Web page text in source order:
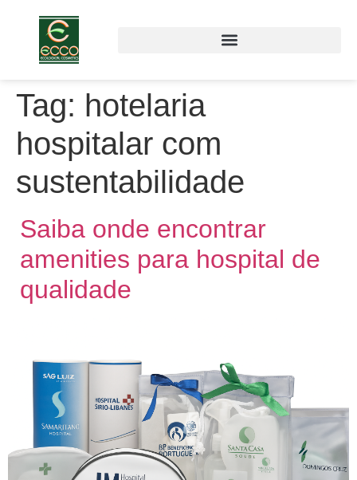
Tag: hotelaria
hospitalar com
sustentabilidade
Saiba onde encontrar
amenities para hospital de
qualidade